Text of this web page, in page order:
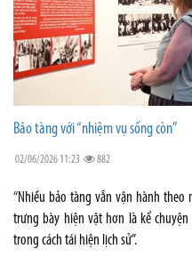
Bảo tàng với “nhiệm vụ sống còn”
02/06/2026 11:23 882
“Nhiều bảo tàng vẫn vận hành
trưng bày hiện vật hơn là kể
trong cách tái hiện lịch sử”.